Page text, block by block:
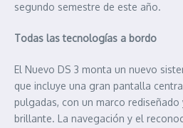
segundo semestre de este año.
Todas las tecnologías a bordo
El Nuevo DS 3 monta un nuevo
que incluye una gran pantalla
pulgadas, con un marco
brillante. La navegación y el